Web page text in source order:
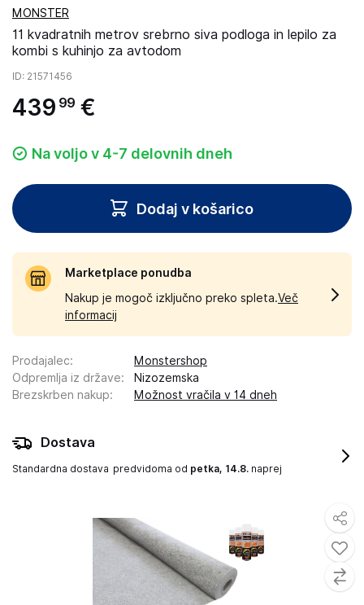
MONSTER
11 kvadratnih metrov srebrno siva podloga in lepilo za
kombi s kuhinjo za avtodom
ID: 21571456
439 99 €
Na voljo v 4-7 delovnih dneh
Dodaj v košarico
Marketplace ponudba
Nakup je mogoč izključno preko spleta.Več
informacij
Prodajalec:
Monstershop
Odpremlja iz države:
Nizozemska
Brezskrben nakup: Možnost vračila v 14 dneh
Dostava
Standardna dostava predvidoma od petka, 14.8. naprej